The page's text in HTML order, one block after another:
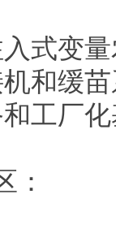
式变
和缓
工厂
：